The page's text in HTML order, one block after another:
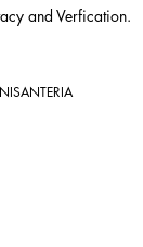
and Verfication.